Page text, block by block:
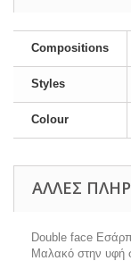
Compositions
Styles
Colour
ΆΛΛΕΣ
Double face
Μαλακό στην υφή